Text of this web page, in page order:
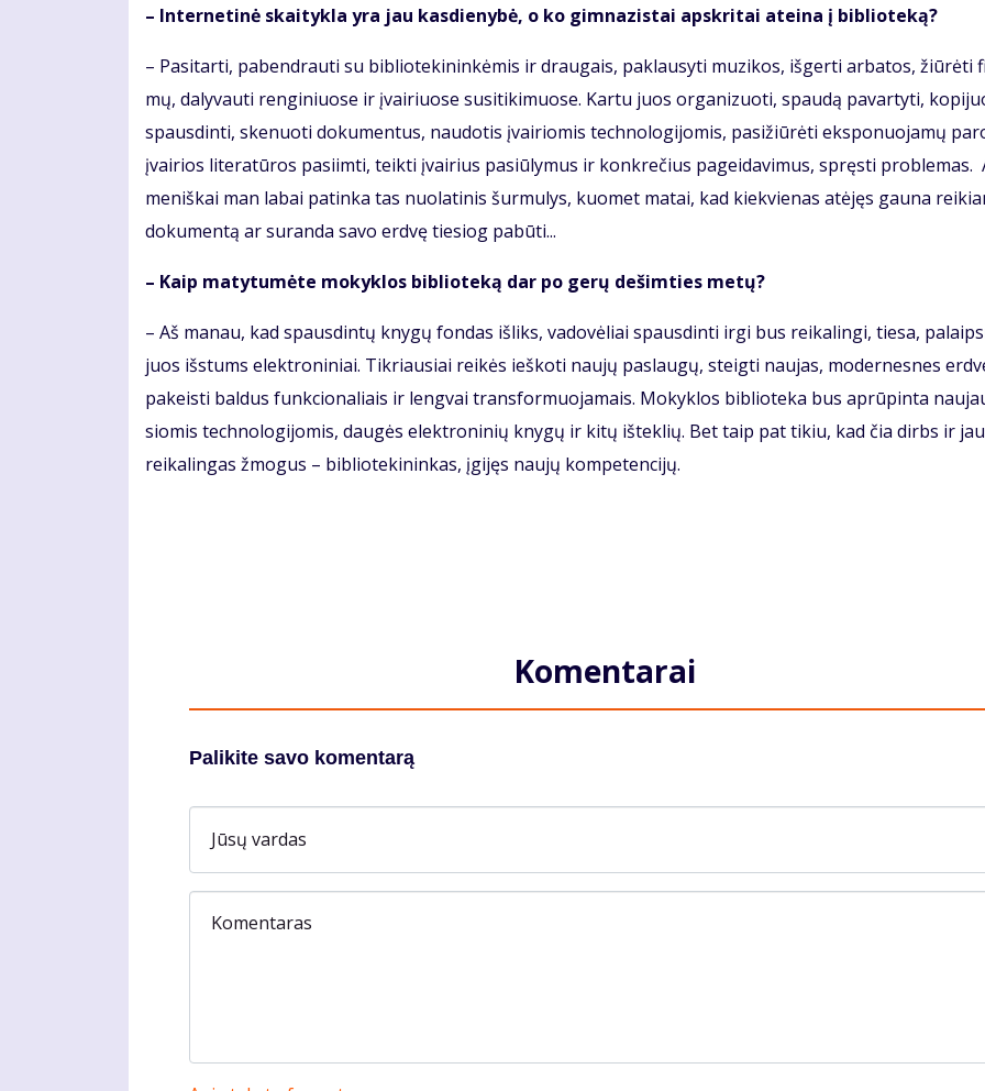
– In­ter­ne­ti­nė skai­tyk­la yra jau kas­die­ny­bė, o ko gim­na­zis­tai ap­skri­tai at­ei­na į bib­lio­te­ką?
– Pa­si­tar­ti, pa­ben­drau­ti su bib­lio­te­ki­nin­kė­mis ir drau­gais, pa­klau­sy­ti mu­zi­kos, iš­ger­ti ar­ba­tos, žiū­rė­ti
mų, da­ly­vau­ti ren­gi­niuo­se ir įvai­riuo­se su­si­ti­ki­muo­se. Kar­tu juos or­ga­ni­zuo­ti, spau­dą pa­var­ty­ti,
spaus­din­ti, ske­nuo­ti do­ku­men­tus, nau­do­tis įvai­rio­mis tech­no­lo­gi­jo­mis, pa­si­žiū­rė­ti eks­po­nuo­ja­mų
įvai­rios li­te­ra­tū­ros pa­si­im­ti, teik­ti įvai­rius pa­siū­ly­mus ir kon­kre­čius pa­gei­da­vi­mus, spręs­ti pro­ble­mas.
me­niš­kai man la­bai pa­tin­ka tas nuo­la­ti­nis šur­mu­lys, kuo­met ma­tai, kad kiek­vie­nas at­ėjęs gau­na
do­ku­men­tą ar su­ran­da sa­vo erd­vę tie­siog pa­bū­ti...
– Kaip ma­ty­tu­mė­te mo­kyk­los bib­lio­te­ką dar po ge­rų de­šim­ties me­tų?
– Aš ma­nau, kad spaus­din­tų kny­gų fon­das iš­liks, va­do­vė­liai spaus­din­ti ir­gi bus rei­ka­lin­gi, tie­sa,
juos iš­stums elek­tro­ni­niai. Tik­riau­siai rei­kės ieš­ko­ti nau­jų pa­slau­gų, steig­ti nau­jas, mo­der­nes­nes
pa­keis­ti bal­dus funk­cio­na­liais ir leng­vai trans­for­muo­ja­mais. Mo­kyk­los bib­lio­te­ka bus ap­rū­pin­ta
sio­mis tech­no­lo­gi­jo­mis, dau­gės elek­tro­ni­nių kny­gų ir ki­tų iš­tek­lių. Bet taip pat ti­kiu, kad čia dirbs ir
rei­ka­lin­gas žmo­gus – bib­lio­te­ki­nin­kas, įgi­jęs nau­jų kom­pe­ten­ci­jų.
Komentarai
Palikite savo komentarą
Jūsų vardas
Komentaras